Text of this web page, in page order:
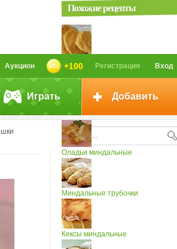
Вход
Регистрация
+100
Аукцион
Играть Добавить
Похожие рецепты
ЛЕПЕШКИ на сковороде на скорую
руку...
Оладьи миндальные
Миндальные трубочки
Кексы миндальные